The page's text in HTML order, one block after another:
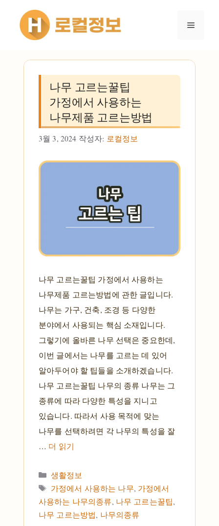
건너뛰기
메뉴
나무 고르는꿀팁
가정에서 사용하는
나무제품 고르는방법
3월 3, 2024 작성자: 로컬정보
나무 고르는꿀팁 가정에서 사용하는
나무제품 고르는방법에 관한 글입니다.
나무는 가구, 건축, 조경 등 다양한
분야에서 사용되는 핵심 소재입니다.
그렇기에 올바른 나무 선택은 중요한데,
이번 글에서는 나무를 고르는 데 있어
알아두어야 할 팁들을 소개하겠습니다.
나무 고르는꿀팁 나무의 종류 나무는 그
종류에 따라 다양한 특성을 지니고
있습니다. 따라서 사용 목적에 맞는
나무를 선택하려면 각 나무의 특성을 잘
… 더 읽기
카테고리
생활정보
태그
가정에서 사용하는 나무, 가정에서
사용하는 나무의종류, 나무 고르는꿀팁,
나무 고르는방법, 나무의종류